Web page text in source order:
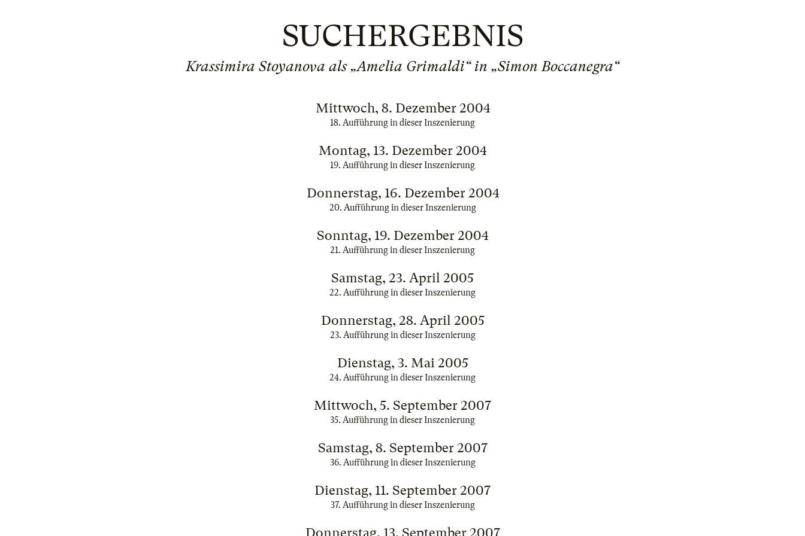
SUCHERGEBNIS
Krassimira Stoyanova als „Amelia Grimaldi“ in „Simon Boccanegra“
Mittwoch, 8. Dezember 2004
18. Aufführung in dieser Inszenierung
Montag, 13. Dezember 2004
19. Aufführung in dieser Inszenierung
Donnerstag, 16. Dezember 2004
20. Aufführung in dieser Inszenierung
Sonntag, 19. Dezember 2004
21. Aufführung in dieser Inszenierung
Samstag, 23. April 2005
22. Aufführung in dieser Inszenierung
Donnerstag, 28. April 2005
23. Aufführung in dieser Inszenierung
Dienstag, 3. Mai 2005
24. Aufführung in dieser Inszenierung
Mittwoch, 5. September 2007
35. Aufführung in dieser Inszenierung
Samstag, 8. September 2007
36. Aufführung in dieser Inszenierung
Dienstag, 11. September 2007
37. Aufführung in dieser Inszenierung
Donnerstag, 13. September 2007